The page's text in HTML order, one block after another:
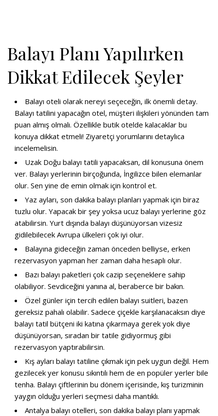
Balayı Planı Yapılırken
Dikkat Edilecek Şeyler
Balayı oteli olarak nereyi seçeceğin, ilk önemli detay.
Balayı tatilini yapacağın otel, müşteri ilişkileri yönünden tam
puan almış olmalı. Özellikle butik otelde kalacaklar bu
konuya dikkat etmeli! Ziyaretçi yorumlarını detaylıca
incelemelisin.
Uzak Doğu balayı tatili yapacaksan, dil konusuna önem
ver. Balayı yerlerinin birçoğunda, İngilizce bilen elemanlar
olur. Sen yine de emin olmak için kontrol et.
Yaz ayları, son dakika balayı planları yapmak için biraz
tuzlu olur. Yapacak bir şey yoksa ucuz balayı yerlerine göz
atabilirsin. Yurt dışında balayı düşünüyorsan vizesiz
gidilebilecek Avrupa ülkeleri çok iyi olur.
Balayına gideceğin zaman önceden belliyse, erken
rezervasyon yapman her zaman daha hesaplı olur.
Bazı balayı paketleri çok cazip seçeneklere sahip
olabiliyor. Sevdiceğini yanına al, beraberce bir bakın.
Özel günler için tercih edilen balayı suitleri, bazen
gereksiz pahalı olabilir. Sadece çiçekle karşılanacaksın diye
balayı tatil bütçeni iki katına çıkarmaya gerek yok diye
düşünüyorsan, sıradan bir tatile gidiyormuş gibi
rezervasyon yaptırabilirsin.
Kış ayları balayı tatiline çıkmak için pek uygun değil. Hem
gezilecek yer konusu sıkıntılı hem de en popüler yerler bile
tenha. Balayı çiftlerinin bu dönem içerisinde, kış turizminin
yaygın olduğu yerleri seçmesi daha mantıklı.
Antalya balayı otelleri, son dakika balayı planı yapmak